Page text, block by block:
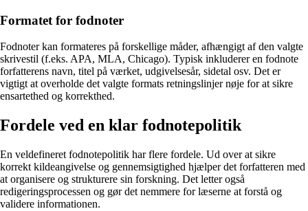
Formatet for fodnoter
Fodnoter kan formateres på forskellige måder, afhængigt af den valgte
skrivestil (f.eks. APA, MLA, Chicago). Typisk inkluderer en fodnote
forfatterens navn, titel på værket, udgivelsesår, sidetal osv. Det er
vigtigt at overholde det valgte formats retningslinjer nøje for at sikre
ensartethed og korrekthed.
Fordele ved en klar fodnotepolitik
En veldefineret fodnotepolitik har flere fordele. Ud over at sikre
korrekt kildeangivelse og gennemsigtighed hjælper det forfatteren med
at organisere og strukturere sin forskning. Det letter også
redigeringsprocessen og gør det nemmere for læserne at forstå og
validere informationen.